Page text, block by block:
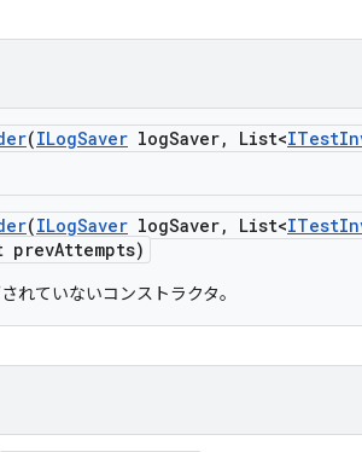
(ILogSaver logSaver, List<ITest
(ILogSaver logSaver, List<ITest
prevAttempts)
れていないコンストラクタ。